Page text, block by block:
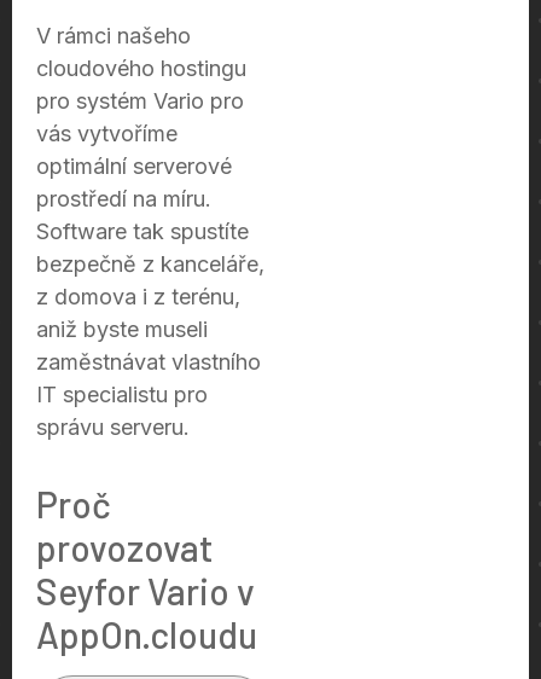
V rámci našeho
cloudového hostingu
pro systém Vario pro
vás vytvoříme
optimální serverové
prostředí na míru.
Software tak spustíte
bezpečně z kanceláře,
z domova i z terénu,
aniž byste museli
zaměstnávat vlastního
IT specialistu pro
správu serveru.
Proč
provozovat
Seyfor Vario v
AppOn.cloudu